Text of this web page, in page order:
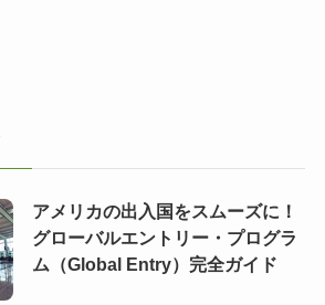
アメリカの出入国をスムーズに！
グローバルエントリー・プログラ
ム（Global Entry）完全ガイド